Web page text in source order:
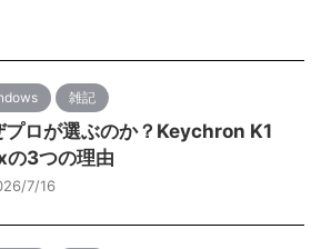
雑記
プロが選ぶのか？Keychron K1
の3つの理由
7/16